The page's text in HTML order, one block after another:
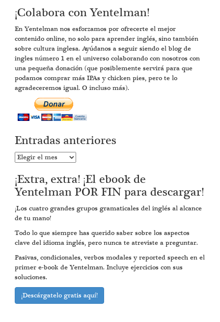
¡Colabora con Yentelman!
En Yentelman nos esforzamos por ofrecerte el mejor
contenido online, no solo para aprender inglés, sino también
sobre cultura inglesa. Ayúdanos a seguir siendo el blog de
ingles número 1 en el universo colaborando con nosotros con
una pequeña donación (que posiblemente servirá para que
podamos comprar más IPAs y chicken pies, pero te lo
agradeceremos igual. O incluso más).
Entradas anteriores
Entradas
¡Extra, extra! ¡El ebook de
Yentelman POR FIN para descargar!
¡Los cuatro grandes grupos gramaticales del inglés al alcance
de tu mano!
Todo lo que siempre has querido saber sobre los aspectos
clave del idioma inglés, pero nunca te atreviste a preguntar.
Pasivas, condicionales, verbos modales y reported speech en el
primer e-book de Yentelman. Incluye ejercicios con sus
soluciones.
¡Descárgatelo gratis aquí!